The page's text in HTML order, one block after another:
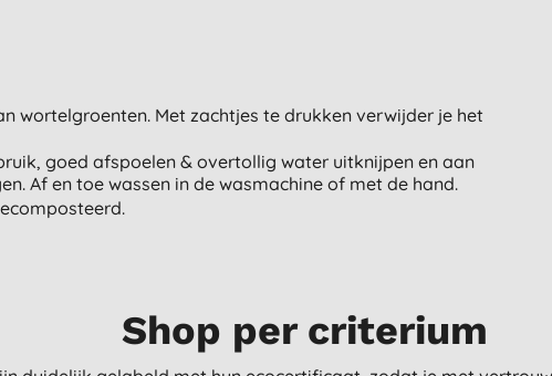
wortelgroenten. Met zachtjes te drukken verwijder je het
goed afspoelen & overtollig water uitknijpen en aan
Af en toe wassen in de wasmachine of met de hand.
Shop per criterium